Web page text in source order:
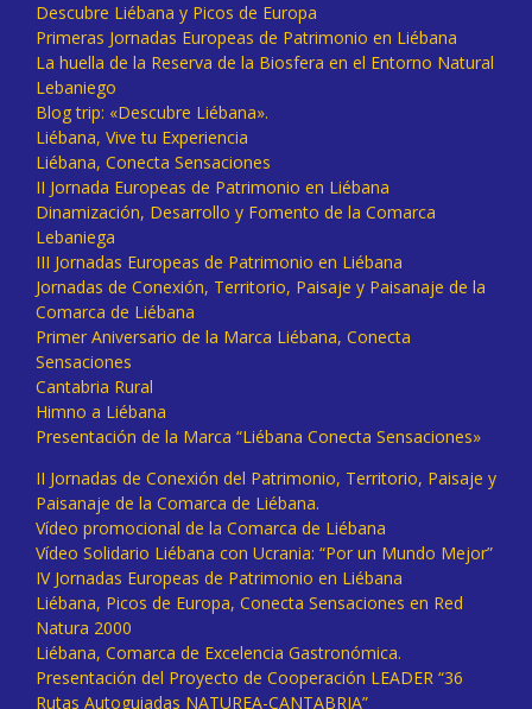
Descubre Liébana y Picos de Europa
Primeras Jornadas Europeas de Patrimonio en Liébana
La huella de la Reserva de la Biosfera en el Entorno Natural
Lebaniego
Blog trip: «Descubre Liébana».
Liébana, Vive tu Experiencia
Liébana, Conecta Sensaciones
II Jornada Europeas de Patrimonio en Liébana
Dinamización, Desarrollo y Fomento de la Comarca
Lebaniega
III Jornadas Europeas de Patrimonio en Liébana
Jornadas de Conexión, Territorio, Paisaje y Paisanaje de la
Comarca de Liébana
Primer Aniversario de la Marca Liébana, Conecta
Sensaciones
Cantabria Rural
Himno a Liébana
Presentación de la Marca “Liébana Conecta Sensaciones»
II Jornadas de Conexión del Patrimonio, Territorio, Paisaje y
Paisanaje de la Comarca de Liébana.
Vídeo promocional de la Comarca de Liébana
Vídeo Solidario Liébana con Ucrania: “Por un Mundo Mejor”
IV Jornadas Europeas de Patrimonio en Liébana
Liébana, Picos de Europa, Conecta Sensaciones en Red
Natura 2000
Liébana, Comarca de Excelencia Gastronómica.
Presentación del Proyecto de Cooperación LEADER “36
Rutas Autoguiadas NATUREA-CANTABRIA”